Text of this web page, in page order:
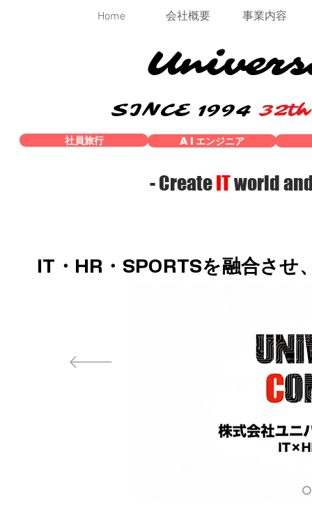
Home 会社概要 事業内容
SINCE 1994
社員旅行 AIエンジニア
- CreateITworld
IT・HR・SPORTSを融合させ